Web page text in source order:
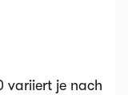
variiert je nach